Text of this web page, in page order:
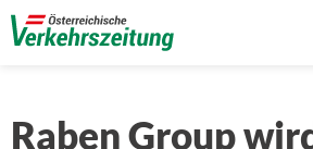
Raben Group